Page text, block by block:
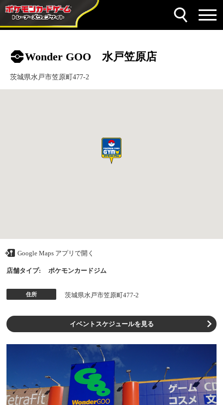
Wonder GOO 水戸笠原店
茨城県水戸市笠原町477-2
Google Maps アプリで開く
店舗タイプ: ポケモンカードジム
住所 茨城県水戸市笠原町477-2
イベントスケジュールを見る